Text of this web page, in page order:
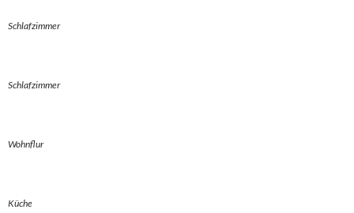
Schlafzimmer
Schlafzimmer
Wohnflur
Küche